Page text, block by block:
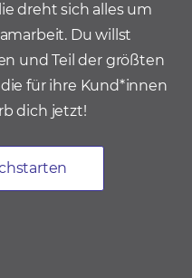
dreht sich alles um
Du willst
und Teil der größten
für ihre Kund*innen
dich jetzt!